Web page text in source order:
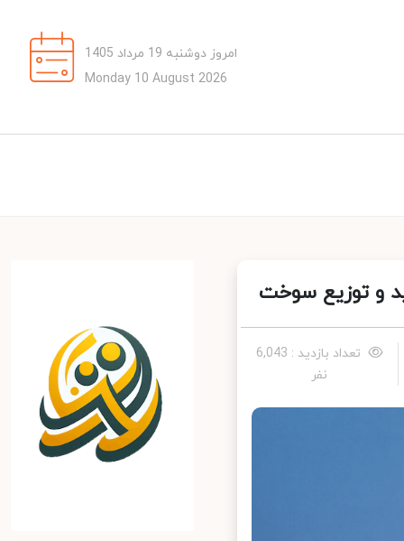
امروز دوشنبه 19 مرداد 1405
Monday 10 August 2026
و توزیع سوخت
تعداد بازدید : 6,043
نفر